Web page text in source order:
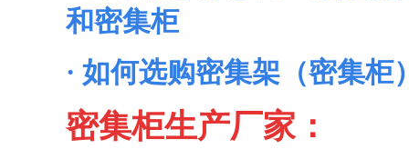
和密集柜
· 如何选购密集架（密集柜
密集柜生产厂家：